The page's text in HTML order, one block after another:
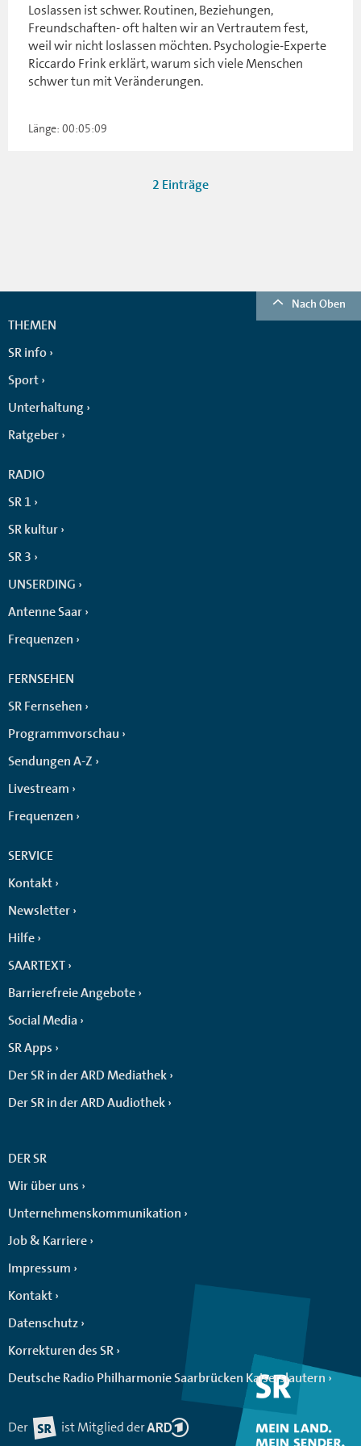
Loslassen ist schwer. Routinen, Beziehungen,
Freundschaften- oft halten wir an Vertrautem fest,
weil wir nicht loslassen möchten. Psychologie-Experte
Riccardo Frink erklärt, warum sich viele Menschen
schwer tun mit Veränderungen.
Länge: 00:05:09
2 Einträge
Nach Oben
THEMEN
SR info
Sport
Unterhaltung
Ratgeber
RADIO
SR 1
SR kultur
SR 3
UNSERDING
Antenne Saar
Frequenzen
FERNSEHEN
SR Fernsehen
Programmvorschau
Sendungen A-Z
Livestream
Frequenzen
SERVICE
Kontakt
Newsletter
Hilfe
SAARTEXT
Barrierefreie Angebote
Social Media
SR Apps
Der SR in der ARD Mediathek
Der SR in der ARD Audiothek
DER SR
Wir über uns
Unternehmenskommunikation
Job & Karriere
Impressum
Kontakt
Datenschutz
Korrekturen des SR
Deutsche Radio Philharmonie Saarbrücken Kaiserslautern
Der ist Mitglied der